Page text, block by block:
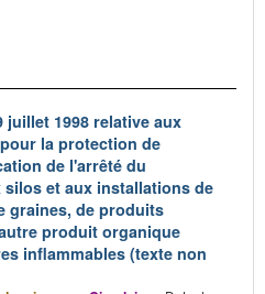
juillet 1998 relative aux
la protection de
de l'arrêté du
silos et aux installations de
graines, de produits
produit organique
inflammables (texte non